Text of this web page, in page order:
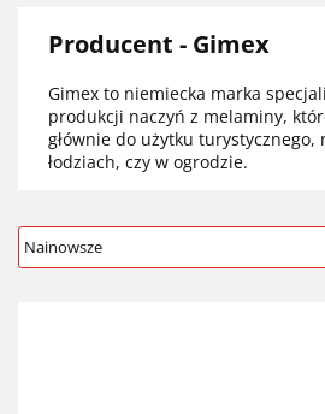
Producent - Gimex
Gimex to niemiecka marka
produkcji naczyń z melaminy,
głównie do użytku turystycznego,
łodziach, czy w ogrodzie.